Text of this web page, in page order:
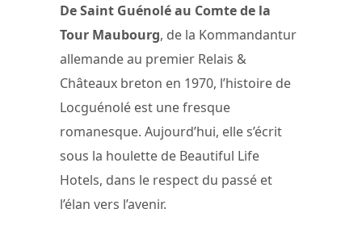
De Saint Guénolé au Comte de la
Tour Maubourg, de la Kommandantur
allemande au premier Relais &
Châteaux breton en 1970, l’histoire de
Locguénolé est une fresque
romanesque. Aujourd’hui, elle s’écrit
sous la houlette de Beautiful Life
Hotels, dans le respect du passé et
l’élan vers l’avenir.